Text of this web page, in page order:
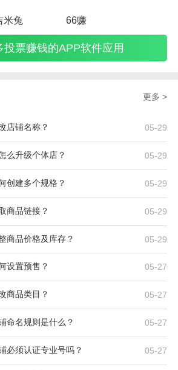
米兔 66赚
投票赚钱的APP软件应用
更多 >
店铺名称？ 05-29
么升级个体店？ 05-29
创建多个规格？ 05-29
商品链接？ 05-29
商品价格及库存？ 05-29
设置预售？ 05-27
商品类目？ 05-27
命名规则是什么？ 05-27
必须认证专业号吗？ 05-27